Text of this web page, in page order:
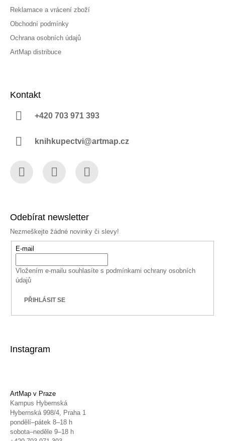
Reklamace a vrácení zboží
Obchodní podmínky
Ochrana osobních údajů
ArtMap distribuce
Kontakt
+420 703 971 393
knihkupectvi@artmap.cz
Odebírat newsletter
Nezmeškejte žádné novinky či slevy!
E-mail
Vložením e-mailu souhlasíte s podmínkami ochrany osobních
údajů
PŘIHLÁSIT SE
Instagram
ArtMap v Praze
Kampus Hybernská
Hybernská 998/4, Praha 1
pondělí–pátek 8–18 h
sobota–neděle 9–18 h